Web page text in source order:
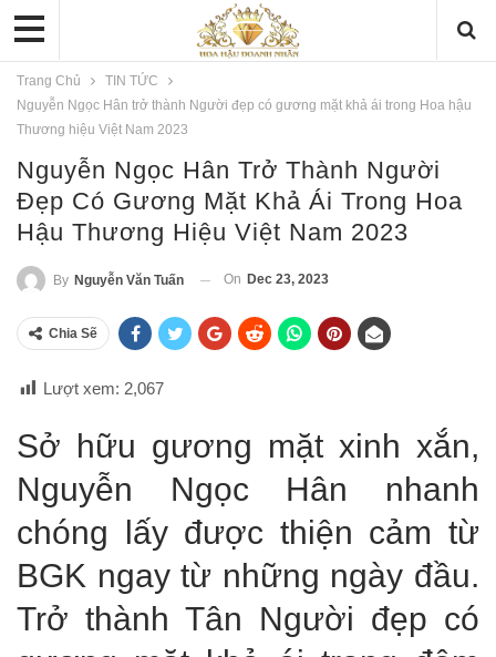
Trang Chủ
TIN TỨC
Nguyễn Ngọc Hân trở thành Người đẹp có gương mặt khả ái trong Hoa hậu
Thương hiệu Việt Nam 2023
Nguyễn Ngọc Hân Trở Thành Người
Đẹp Có Gương Mặt Khả Ái Trong Hoa
Hậu Thương Hiệu Việt Nam 2023
By Nguyễn Văn Tuấn On Dec 23, 2023
Chia Sẽ
Lượt xem: 2,067
Sở hữu gương mặt xinh xắn,
Nguyễn Ngọc Hân nhanh
chóng lấy được thiện cảm từ
BGK ngay từ những ngày đầu.
Trở thành Tân Người đẹp có